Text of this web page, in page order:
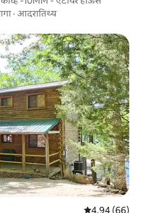
· आदरातिथ्य
5 पैकी 4.94
4.94 (66)